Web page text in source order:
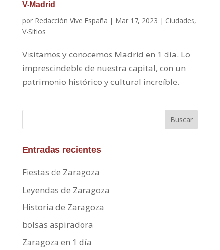
V-Madrid
por Redacción Vive España | Mar 17, 2023 | Ciudades,
V-Sitios
Visitamos y conocemos Madrid en 1 día. Lo
imprescindeble de nuestra capital, con un
patrimonio histórico y cultural increíble.
Buscar
Entradas recientes
Fiestas de Zaragoza
Leyendas de Zaragoza
Historia de Zaragoza
bolsas aspiradora
Zaragoza en 1 día